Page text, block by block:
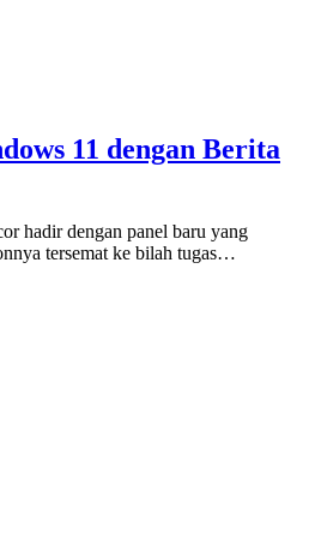
11 dengan Berita
hadir dengan panel baru yang
tersemat ke bilah tugas…